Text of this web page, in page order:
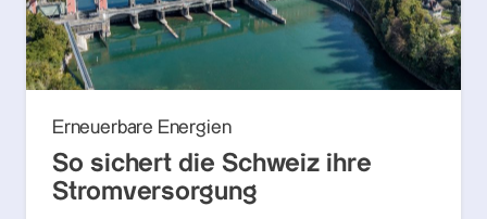
Erneuerbare Energien
So sichert die Schweiz ihre
Stromversorgung